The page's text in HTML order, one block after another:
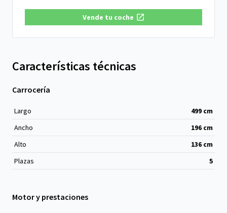
Vende tu coche
Características técnicas
Carrocería
Largo 499 cm
Ancho
196 cm
Alto
136 cm
Plazas
5
Motor y prestaciones